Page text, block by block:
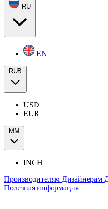
RU
EN
RUB
USD
EUR
ММ
INCH
Производителям Дизайнерам
Полезная информация